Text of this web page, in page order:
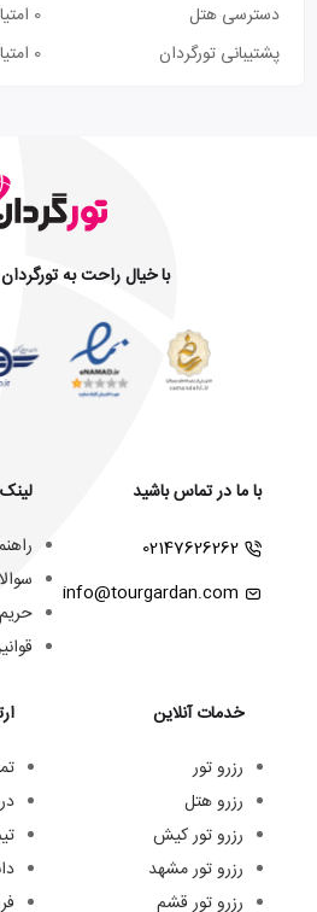
دسترسی هتل
0 امتیاز
پشتیبانی تورگردان
0 امتیاز
با خیال راحت به
با ما در تماس باشید
02147626262
info@tourgardan.com
خدمات آنلاین
رزرو تور
رزرو هتل
رزرو تور کیش
رزرو تور مشهد
رزرو تور قشم